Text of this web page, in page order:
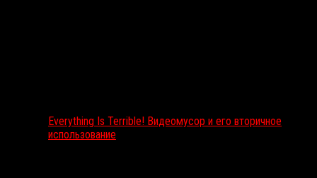
Everything Is Terrible! Видеомусор и его вторичное
использование